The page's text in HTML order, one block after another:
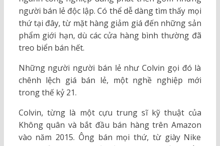
người bán lẻ độc lập. Có thể dễ dàng tìm thấy mọi
thứ tại đây, từ mặt hàng giảm giá đến những sản
phẩm giới hạn, dù các cửa hàng bình thường đã
treo biển bán hết.
Những người người bán lẻ như Colvin gọi đó là
chênh lệch giá bán lẻ, một nghề nghiệp mới
trong thế kỷ 21.
Colvin, từng là một cựu trung sĩ kỹ thuật của
Không quân và bắt đầu bán hàng trên Amazon
vào năm 2015. Ông bán mọi thứ, từ giày Nike